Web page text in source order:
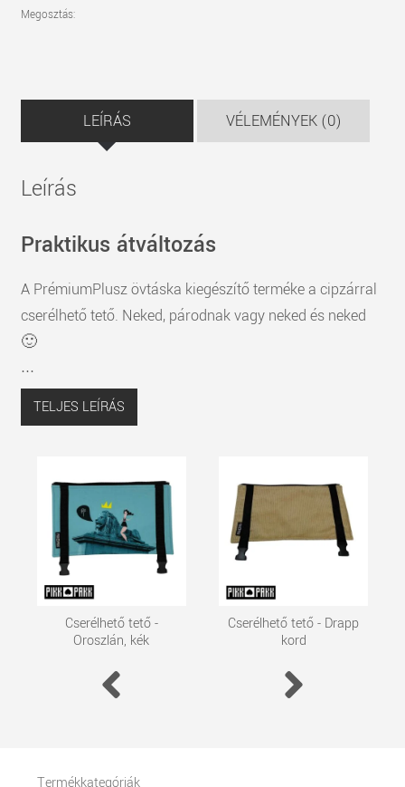
Megosztás:
LEÍRÁS VÉLEMÉNYEK (0)
Leírás
Praktikus átváltozás
A PrémiumPlusz övtáska kiegészítő terméke a cipzárral
cserélhető tető. Neked, párodnak vagy neked és neked
🙂
...
TELJES LEÍRÁS
Cserélhető tető -
Oroszlán, kék
Cserélhető tető - Drapp
kord
Termékkategóriák